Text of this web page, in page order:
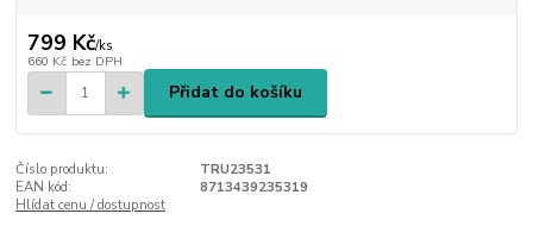
799 Kč/ks
660 Kč bez DPH
Přidat do košíku
Číslo produktu:
TRU23531
EAN kód:
8713439235319
Hlídat cenu / dostupnost